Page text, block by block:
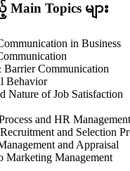
Topics များ
in Business
Communication
Behavior
Nature of Job Satisfaction
and HR Management
and Selection
and Appraisal
Marketing Management